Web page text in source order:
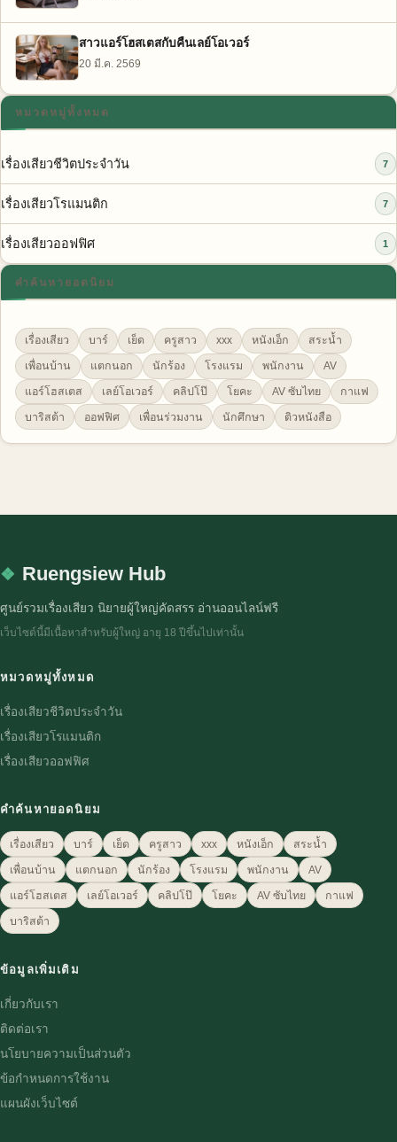
สาวแอร์โฮสเตสกับคืนเลย์โอเวอร์
20 มี.ค. 2569
หมวดหมู่ทั้งหมด
เรื่องเสียวชีวิตประจำวัน 7
เรื่องเสียวโรแมนติก 7
เรื่องเสียวออฟฟิศ 1
คำค้นหายอดนิยม
เรื่องเสียว บาร์ เย็ด ครูสาว xxx หนังเอ็ก สระน้ำ
เพื่อนบ้าน แตกนอก นักร้อง โรงแรม พนักงาน AV
แอร์โฮสเตส เลย์โอเวอร์ คลิปโป๊ โยคะ AV ซับไทย กาแฟ
บาริสต้า ออฟฟิศ เพื่อนร่วมงาน นักศึกษา ติวหนังสือ
Ruengsiew Hub
ศูนย์รวมเรื่องเสียว นิยายผู้ใหญ่คัดสรร อ่านออนไลน์ฟรี
เว็บไซต์นี้มีเนื้อหาสำหรับผู้ใหญ่ อายุ 18 ปีขึ้นไปเท่านั้น
หมวดหมู่ทั้งหมด
เรื่องเสียวชีวิตประจำวัน
เรื่องเสียวโรแมนติก
เรื่องเสียวออฟฟิศ
คำค้นหายอดนิยม
เรื่องเสียว บาร์ เย็ด ครูสาว xxx หนังเอ็ก สระน้ำ
เพื่อนบ้าน แตกนอก นักร้อง โรงแรม พนักงาน AV
แอร์โฮสเตส เลย์โอเวอร์ คลิปโป๊ โยคะ AV ซับไทย กาแฟ
บาริสต้า
ข้อมูลเพิ่มเติม
เกี่ยวกับเรา
ติดต่อเรา
นโยบายความเป็นส่วนตัว
ข้อกำหนดการใช้งาน
แผนผังเว็บไซต์